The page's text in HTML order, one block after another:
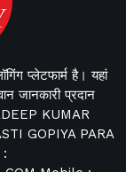
प्लेटफार्म है। यहां
जानकारी प्रदान
KUMAR
GOPIYA PARA
: